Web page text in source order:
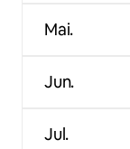
Mai.
Jun.
Jul.